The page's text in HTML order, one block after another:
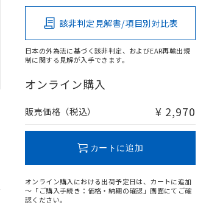
該非判定見解書/項目別対比表
日本の外為法に基づく該非判定、およびEAR再輸出規
制に関する見解が入手できます。
オンライン購入
販売価格（税込） ¥ 2,970
カートに追加
オンライン購入における出荷予定日は、カートに追加
～「ご購入手続き：価格・納期の確認」画面にてご確
認ください。